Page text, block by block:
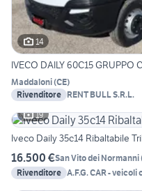
14
IVECO DAILY 60C15 GRUPPO
Maddaloni(CE)
Rivenditore RENT BULL S.R.L.
19
Iveco Daily 35c14 Ribaltabile
16.500 €San Vito dei Normanni
Rivenditore A.F.G. CAR -